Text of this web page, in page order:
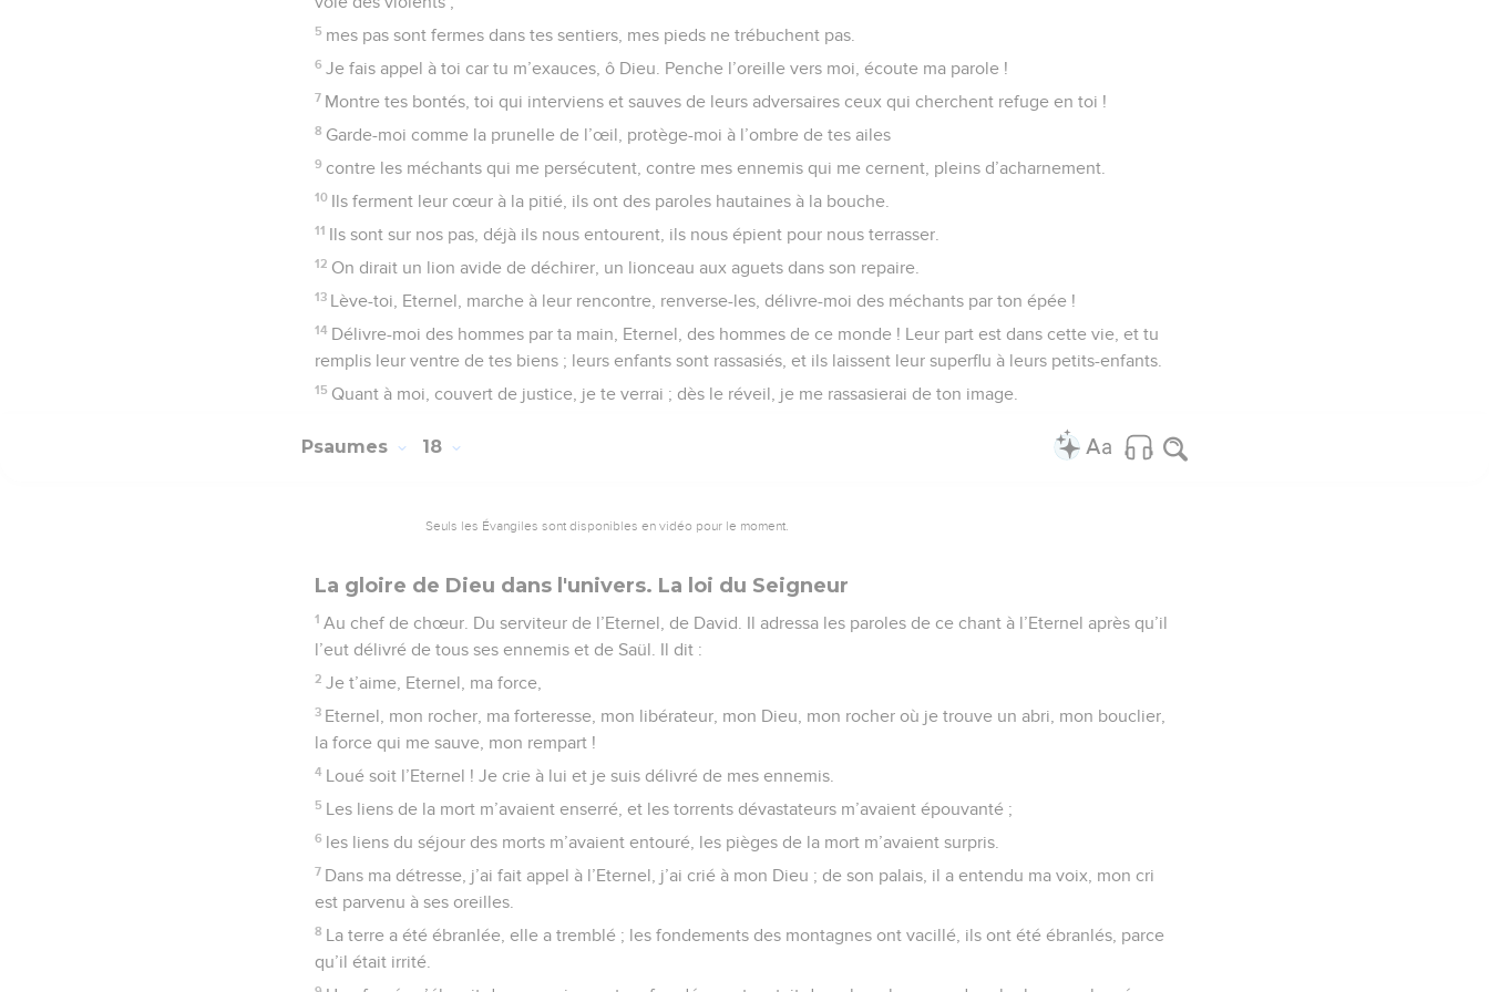
5 mes pas sont fermes dans tes sentiers, mes pieds ne trébuchent pas.
6 Je fais appel à toi car tu m’exauces, ô Dieu. Penche l’oreille vers moi, écoute ma parole !
7 Montre tes bontés, toi qui interviens et sauves de leurs adversaires ceux qui cherchent refuge en toi !
8 Garde-moi comme la prunelle de l’œil, protège-moi à l’ombre de tes ailes
9 contre les méchants qui me persécutent, contre mes ennemis qui me cernent, pleins d’acharnement.
10 Ils ferment leur cœur à la pitié, ils ont des paroles hautaines à la bouche.
11 Ils sont sur nos pas, déjà ils nous entourent, ils nous épient pour nous terrasser.
12 On dirait un lion avide de déchirer, un lionceau aux aguets dans son repaire.
13 Lève-toi, Eternel, marche à leur rencontre, renverse-les, délivre-moi des méchants par ton épée !
14 Délivre-moi des hommes par ta main, Eternel, des hommes de ce monde ! Leur part est dans cette vie, et tu
remplis leur ventre de tes biens ; leurs enfants sont rassasiés, et ils laissent leur superflu à leurs petits-enfants.
15 Quant à moi, couvert de justice, je te verrai ; dès le réveil, je me rassasierai de ton image.
Psaumes 18
Seuls les Évangiles sont disponibles en vidéo pour le moment.
La gloire de Dieu dans l'univers. La loi du Seigneur
1 Au chef de chœur. Du serviteur de l’Eternel, de David. Il adressa les paroles de ce chant à l’Eternel après qu’il
l’eut délivré de tous ses ennemis et de Saül. Il dit :
2 Je t’aime, Eternel, ma force,
3 Eternel, mon rocher, ma forteresse, mon libérateur, mon Dieu, mon rocher où je trouve un abri, mon bouclier,
la force qui me sauve, mon rempart !
4 Loué soit l’Eternel ! Je crie à lui et je suis délivré de mes ennemis.
5 Les liens de la mort m’avaient enserré, et les torrents dévastateurs m’avaient épouvanté ;
6 les liens du séjour des morts m’avaient entouré, les pièges de la mort m’avaient surpris.
7 Dans ma détresse, j’ai fait appel à l’Eternel, j’ai crié à mon Dieu ; de son palais, il a entendu ma voix, mon cri
est parvenu à ses oreilles.
8 La terre a été ébranlée, elle a tremblé ; les fondements des montagnes ont vacillé, ils ont été ébranlés, parce
qu’il était irrité.